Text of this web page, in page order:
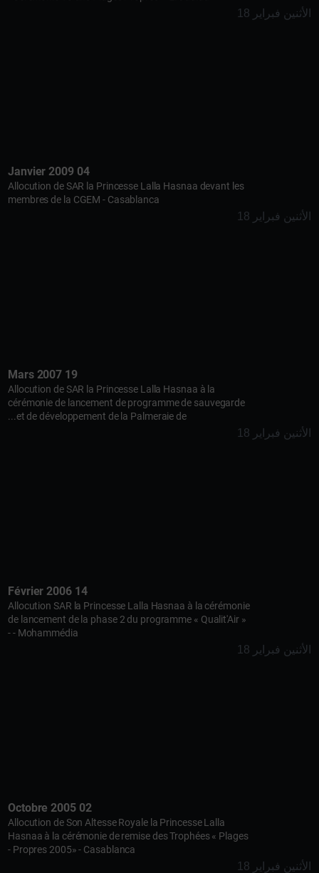
الأثنين فبراير 18
04 Janvier 2009
Allocution de SAR la Princesse Lalla Hasnaa devant les
membres de la CGEM - Casablanca
الأثنين فبراير 18
19 Mars 2007
Allocution de SAR la Princesse Lalla Hasnaa à la
cérémonie de lancement de programme de sauvegarde
et de développement de la Palmeraie de...
الأثنين فبراير 18
14 Février 2006
Allocution SAR la Princesse Lalla Hasnaa à la cérémonie
de lancement de la phase 2 du programme « Qualit'Air »
- Mohammédia -
الأثنين فبراير 18
02 Octobre 2005
Allocution de Son Altesse Royale la Princesse Lalla
Hasnaa à la cérémonie de remise des Trophées « Plages
Propres 2005» - Casablanca -
الأثنين فبراير 18